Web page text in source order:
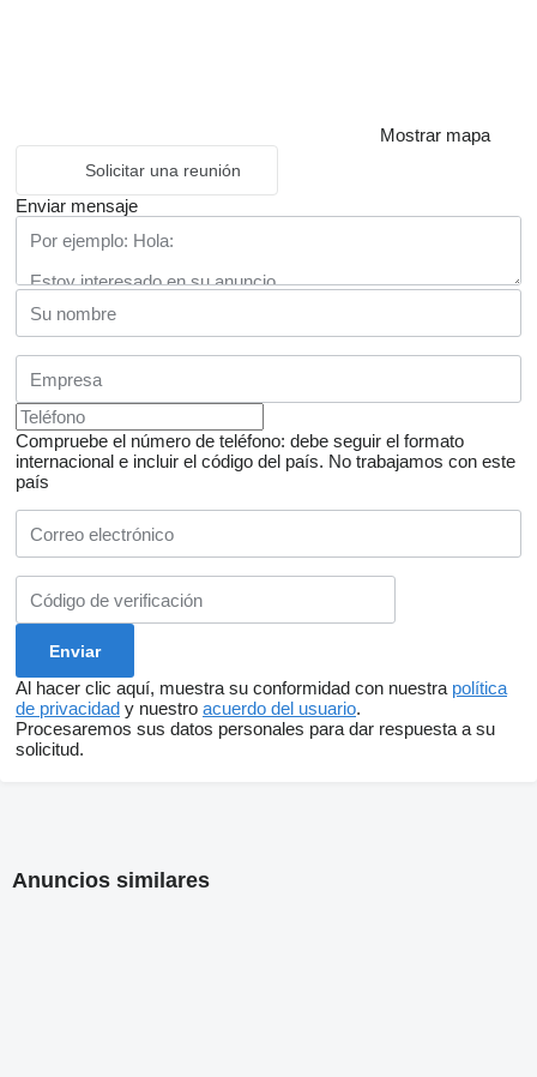
Mostrar mapa
Solicitar una reunión
Enviar mensaje
Compruebe el número de teléfono: debe seguir el formato
internacional e incluir el código del país. No trabajamos con este
país
Al hacer clic aquí, muestra su conformidad con nuestra política
de privacidad y nuestro acuerdo del usuario.
Procesaremos sus datos personales para dar respuesta a su
solicitud.
Anuncios similares